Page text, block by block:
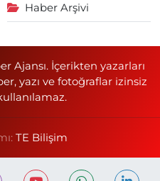
Haber Arşivi
Ajansı. İçerikten yazarları
yazı ve fotoğraflar izinsiz
TE Bilişim